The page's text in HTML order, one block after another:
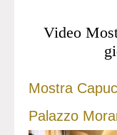
Video
Mostra
Palazzo